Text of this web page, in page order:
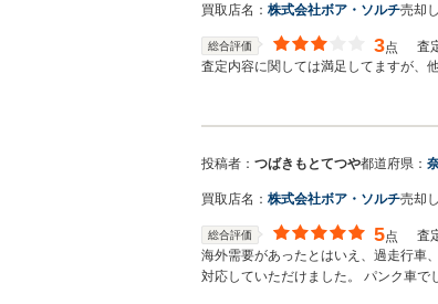
買取店名： 株式会社ボア・ソルチ売却
総合評価 3点 査
査定内容に関しては満足してますが、
投稿者： つばきもとてつや都道府県：
買取店名： 株式会社ボア・ソルチ売却
総合評価 5点 査
海外需要があったとはいえ、過走行車
対応していただけました。 パンク車で